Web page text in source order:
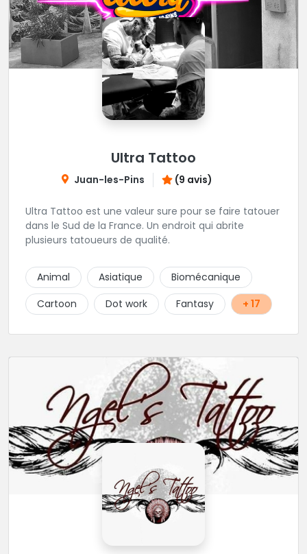
Ultra Tattoo
Juan-les-Pins (9 avis)
Ultra Tattoo est une valeur sure pour se faire tatouer
dans le Sud de la France. Un endroit qui abrite
plusieurs tatoueurs de qualité.
Animal Asiatique
Biomécanique
Cartoon
Dot work Fantasy + 17